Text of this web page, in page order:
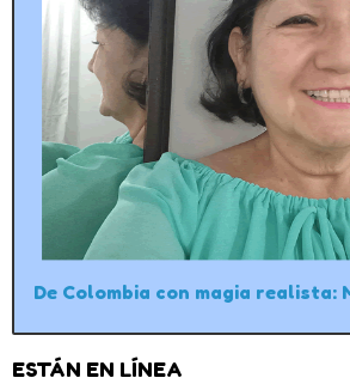
De Colombia con magia realista:
ESTÁN EN LÍNEA